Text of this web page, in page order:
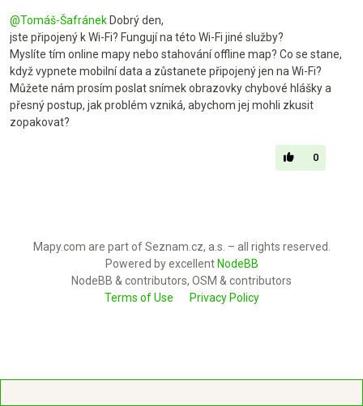
@Tomáš-Šafránek Dobrý den,
jste připojený k Wi-Fi? Fungují na této Wi-Fi jiné služby?
Myslíte tím online mapy nebo stahování offline map? Co se stane,
když vypnete mobilní data a zůstanete připojený jen na Wi-Fi?
Můžete nám prosím poslat snímek obrazovky chybové hlášky a
přesný postup, jak problém vzniká, abychom jej mohli zkusit
zopakovat?
0
Mapy.com are part of Seznam.cz, a.s. – all rights reserved.
Powered by excellent NodeBB
NodeBB & contributors, OSM & contributors
Terms of Use
Privacy Policy